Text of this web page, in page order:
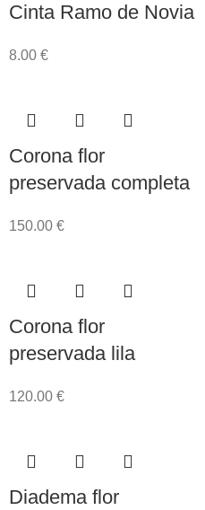
Cinta Ramo de Novia
8.00 €
Corona flor
preservada completa
150.00 €
Corona flor
preservada lila
120.00 €
Diadema flor